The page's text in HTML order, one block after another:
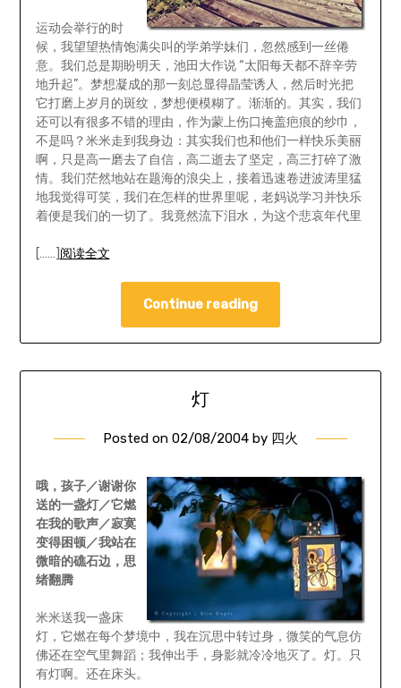
运动会举行的时
候，我望望热情饱满尖叫的学弟学妹们，忽然感到一丝倦
意。我们总是期盼明天，池田大作说 “太阳每天都不辞辛劳
地升起”。梦想凝成的那一刻总显得晶莹诱人，然后时光把
它打磨上岁月的斑纹，梦想便模糊了。渐渐的。其实，我们
还可以有很多不错的理由，作为蒙上伤口掩盖疤痕的纱巾，
不是吗？米米走到我身边：其实我们也和他们一样快乐美丽
啊，只是高一磨去了自信，高二逝去了坚定，高三打碎了激
情。我们茫然地站在题海的浪尖上，接着迅速卷进波涛里猛
地我觉得可笑，我们在怎样的世界里呢，老妈说学习并快乐
着便是我们的一切了。我竟然流下泪水，为这个悲哀年代里
[……] 阅读全文
Continue reading
灯
Posted on 02/08/2004 by 四火
哦，孩子／谢谢你
送的一盏灯／它燃
在我的歌声／寂寞
变得困顿／我站在
微暗的礁石边，思
绪翻腾
米米送我一盏床
灯，它燃在每个梦境中，我在沉思中转过身，微笑的气息仿
佛还在空气里舞蹈；我伸出手，身影就冷冷地灭了。灯。只
有灯啊。还在床头。